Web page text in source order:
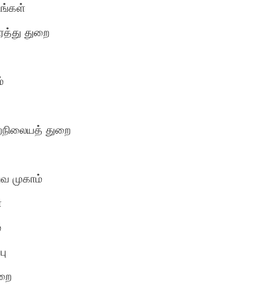
துறை
துறை
முகாம்